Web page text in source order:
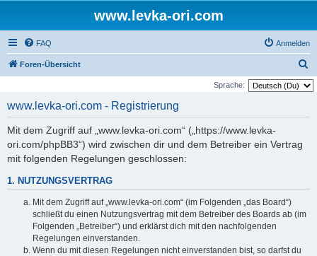
www.levka-ori.com
FAQ Anmelden
Foren-Übersicht
u
Sprache:
www.levka-ori.com - Registrierung
Mit dem Zugriff auf „www.levka-ori.com“ („https://www.levka-
ori.com/phpBB3“) wird zwischen dir und dem Betreiber ein Vertrag
mit folgenden Regelungen geschlossen:
1. NUTZUNGSVERTRAG
Mit dem Zugriff auf „www.levka-ori.com“ (im Folgenden „das Board“)
schließt du einen Nutzungsvertrag mit dem Betreiber des Boards ab (im
Folgenden „Betreiber“) und erklärst dich mit den nachfolgenden
Regelungen einverstanden.
Wenn du mit diesen Regelungen nicht einverstanden bist, so darfst du